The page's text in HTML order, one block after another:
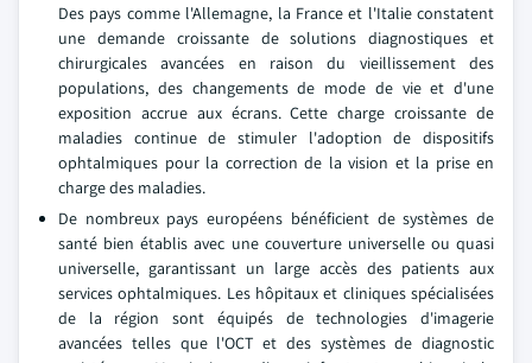
Des pays comme l'Allemagne, la France et l'Italie constatent
une demande croissante de solutions diagnostiques et
chirurgicales avancées en raison du vieillissement des
populations, des changements de mode de vie et d'une
exposition accrue aux écrans. Cette charge croissante de
maladies continue de stimuler l'adoption de dispositifs
ophtalmiques pour la correction de la vision et la prise en
charge des maladies.
De nombreux pays européens bénéficient de systèmes de
santé bien établis avec une couverture universelle ou quasi
universelle, garantissant un large accès des patients aux
services ophtalmiques. Les hôpitaux et cliniques spécialisées
de la région sont équipés de technologies d'imagerie
avancées telles que l'OCT et des systèmes de diagnostic